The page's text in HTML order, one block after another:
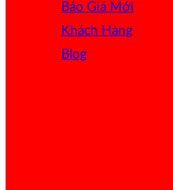
Báo Giá
Khách Hàng
Blog